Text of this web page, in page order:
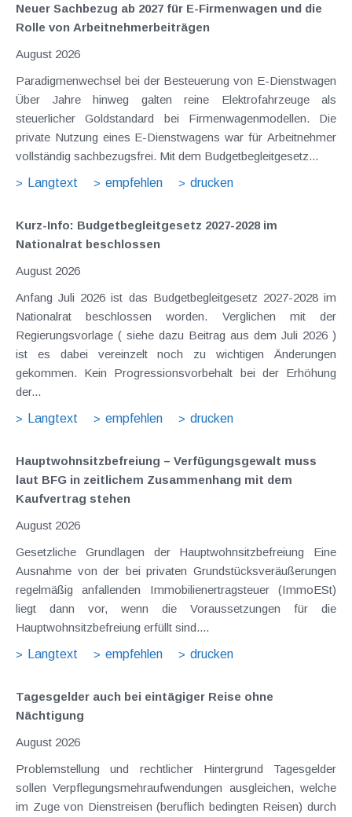
Neuer Sachbezug ab 2027 für E-Firmenwagen und die
Rolle von Arbeitnehmer​­beiträgen
August 2026
Paradigmenwechsel bei der Besteuerung von E-Dienstwagen
Über Jahre hinweg galten reine Elektrofahrzeuge als
steuerlicher Goldstandard bei Firmenwagenmodellen. Die
private Nutzung eines E-Dienstwagens war für Arbeitnehmer
vollständig sachbezugsfrei. Mit dem Budgetbegleitgesetz...
Langtext
empfehlen drucken
Kurz-Info: Budgetbegleitgesetz 2027-2028 im
Nationalrat beschlossen
August 2026
Anfang Juli 2026 ist das Budgetbegleitgesetz 2027-2028 im
Nationalrat beschlossen worden. Verglichen mit der
Regierungsvorlage ( siehe dazu Beitrag aus dem Juli 2026 )
ist es dabei vereinzelt noch zu wichtigen Änderungen
gekommen. Kein Progressionsvorbehalt bei der Erhöhung
der...
Langtext
empfehlen drucken
Hauptwohnsitz​­befreiung – Verfügungsgewalt muss
laut BFG in zeitlichem Zusammenhang mit dem
Kaufvertrag stehen
August 2026
Gesetzliche Grundlagen der Hauptwohnsitzbefreiung Eine
Ausnahme von der bei privaten Grundstücksveräußerungen
regelmäßig anfallenden Immobilienertragsteuer (ImmoESt)
liegt dann vor, wenn die Voraussetzungen für die
Hauptwohnsitzbefreiung erfüllt sind....
Langtext
empfehlen drucken
Tagesgelder auch bei eintägiger Reise ohne
Nächtigung
August 2026
Problemstellung und rechtlicher Hintergrund Tagesgelder
sollen Verpflegungsmehraufwendungen ausgleichen, welche
im Zuge von Dienstreisen (beruflich bedingten Reisen) durch